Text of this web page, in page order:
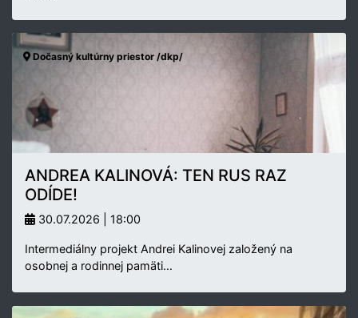
Dočasný kultúrny priestor /dkp/
ANDREA KALINOVÁ: TEN RUS RAZ
ODÍDE!
30.07.2026 | 18:00
Intermediálny projekt Andrei Kalinovej založený na
osobnej a rodinnej pamäti…